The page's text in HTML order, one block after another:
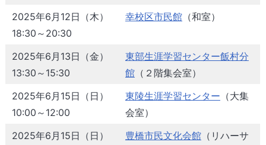
2025年6月12日（木）
18:30～20:30
幸校区市民館（和室）
2025年6月13日（金）
13:30～15:30
東部生涯学習センター飯村分
館（２階集会室）
2025年6月15日（日）
10:00～12:00
東陵生涯学習センター （大集
会室）
2025年6月15日（日）
豊橋市民文化会館（リハーサ